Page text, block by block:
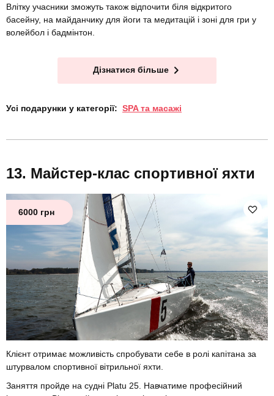
Влітку учасники зможуть також відпочити біля відкритого
басейну, на майданчику для йоги та медитацій і зоні для гри у
волейбол і бадмінтон.
Дізнатися більше
Усі подарунки у категорії: SPA та масажі
Майстер-клас спортивної яхти
6000 грн
Клієнт отримає можливість спробувати себе в ролі капітана за
штурвалом спортивної вітрильної яхти.
Заняття пройде на судні Platu 25. Навчатиме професійний